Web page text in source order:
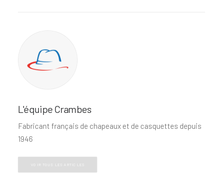
L'équipe Crambes
Fabricant français de chapeaux et de casquettes depuis
1946
VOIR TOUS LES ARTICLES